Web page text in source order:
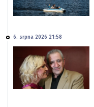
6. srpna 2026 21:58